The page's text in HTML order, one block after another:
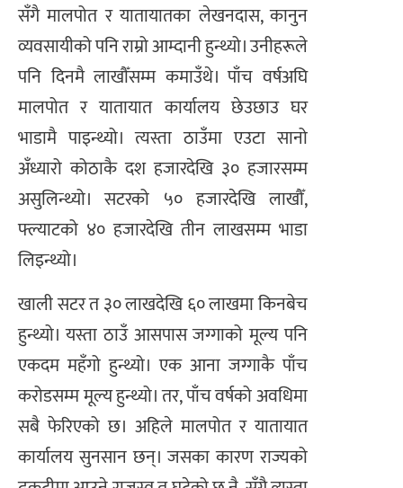
सँगै मालपोत र यातायातका लेखनदास, कानुन
व्यवसायीको पनि राम्रो आम्दानी हुन्थ्यो। उनीहरूले
पनि दिनमै लाखौँसम्म कमाउँथे। पाँच वर्षअघि
मालपोत र यातायात कार्यालय छेउछाउ घर
भाडामै पाइन्थ्यो। त्यस्ता ठाउँमा एउटा सानो
अँध्यारो कोठाकै दश हजारदेखि ३० हजारसम्म
असुलिन्थ्यो। सटरको ५० हजारदेखि लाखौँ,
फ्ल्याटको ४० हजारदेखि तीन लाखसम्म भाडा
लिइन्थ्यो।
खाली सटर त ३० लाखदेखि ६० लाखमा किनबेच
हुन्थ्यो। यस्ता ठाउँ आसपास जग्गाको मूल्य पनि
एकदम महँगो हुन्थ्यो। एक आना जग्गाकै पाँच
करोडसम्म मूल्य हुन्थ्यो। तर, पाँच वर्षको अवधिमा
सबै फेरिएको छ। अहिले मालपोत र यातायात
कार्यालय सुनसान छन्। जसका कारण राज्यको